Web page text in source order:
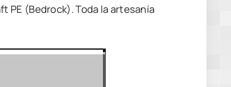
PE (Bedrock). Toda la artesanía